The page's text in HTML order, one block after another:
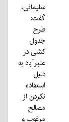
سلیمانی،
گفت:
طرح
جدول
کشی در
عنبرآباد به
دلیل
استفاده
نکردن از
مصالح
مرغوب و